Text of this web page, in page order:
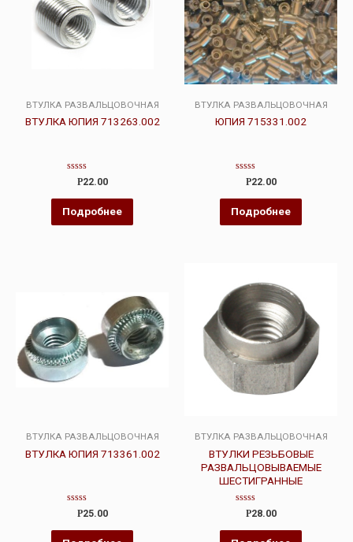
ВТУЛКА РАЗВАЛЬЦОВОЧНАЯ
ВТУЛКА ЮПИЯ 713263.002
Оценка
из
5
Р22.00
Подробнее
ВТУЛКА РАЗВАЛЬЦОВОЧНАЯ
ЮПИЯ 715331.002
Оценка
из
5
Р22.00
Подробнее
ВТУЛКА РАЗВАЛЬЦОВОЧНАЯ
ВТУЛКА ЮПИЯ 713361.002
Оценка
из
5
Р25.00
ВТУЛКА РАЗВАЛЬЦОВОЧНАЯ
ВТУЛКИ РЕЗЬБОВЫЕ
РАЗВАЛЬЦОВЫВАЕМЫЕ
ШЕСТИГРАННЫЕ
Оценка
из
5
Р28.00